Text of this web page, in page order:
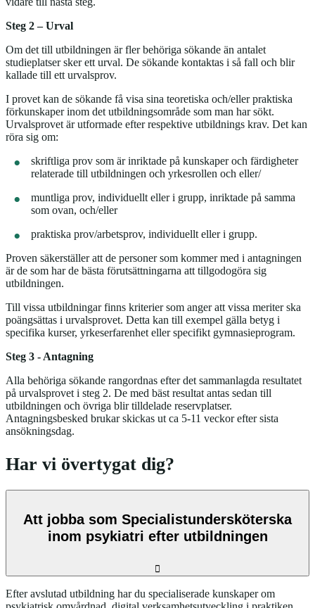
Steg 2 – Urval
Om det till utbildningen är fler behöriga sökande än antalet
studieplatser sker ett urval. De sökande kontaktas i så fall och blir
kallade till ett urvalsprov.
I provet kan de sökande få visa sina teoretiska och/eller praktiska
förkunskaper inom det utbildningsområde som man har sökt.
Urvalsprovet är utformade efter respektive utbildnings krav. Det kan
röra sig om:
skriftliga prov som är inriktade på kunskaper och färdigheter
relaterade till utbildningen och yrkesrollen och eller/
muntliga prov, individuellt eller i grupp, inriktade på samma
som ovan, och/eller
praktiska prov/arbetsprov, individuellt eller i grupp.
Proven säkerställer att de personer som kommer med i antagningen
är de som har de bästa förutsättningarna att tillgodogöra sig
utbildningen.
Till vissa utbildningar finns kriterier som anger att vissa meriter ska
poängsättas i urvalsprovet. Detta kan till exempel gälla betyg i
specifika kurser, yrkeserfarenhet eller specifikt gymnasieprogram.
Steg 3 - Antagning
Alla behöriga sökande rangordnas efter det sammanlagda resultatet
på urvalsprovet i steg 2. De med bäst resultat antas sedan till
utbildningen och övriga blir tilldelade reservplatser.
Antagningsbesked brukar skickas ut ca 5-11 veckor efter sista
ansökningsdag.
Har vi övertygat dig?
Att jobba som Specialistundersköterska
inom psykiatri efter utbildningen
Efter avslutad utbildning har du specialiserade kunskaper om